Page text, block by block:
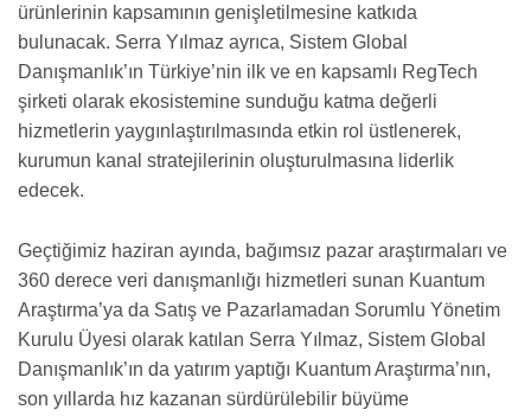
ürünlerinin kapsamının genişletilmesine katkıda
bulunacak. Serra Yılmaz ayrıca, Sistem Global
Danışmanlık’ın Türkiye’nin ilk ve en kapsamlı RegTech
şirketi olarak ekosistemine sunduğu katma değerli
hizmetlerin yaygınlaştırılmasında etkin rol üstlenerek,
kurumun kanal stratejilerinin oluşturulmasına liderlik
edecek.
Geçtiğimiz haziran ayında, bağımsız pazar araştırmaları ve
360 derece veri danışmanlığı hizmetleri sunan Kuantum
Araştırma’ya da Satış ve Pazarlamadan Sorumlu Yönetim
Kurulu Üyesi olarak katılan Serra Yılmaz, Sistem Global
Danışmanlık’ın da yatırım yaptığı Kuantum Araştırma’nın,
son yıllarda hız kazanan sürdürülebilir büyüme